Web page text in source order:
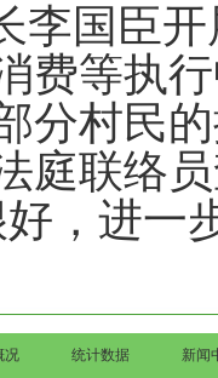
李国臣
费等执
分村民
庭联络
，进一
况 统计数据 新闻